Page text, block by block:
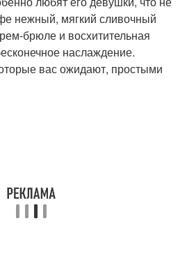
нежный, мягкий сливочный
брюле и восхитительная
наслаждение.
вас ожидают, простыми